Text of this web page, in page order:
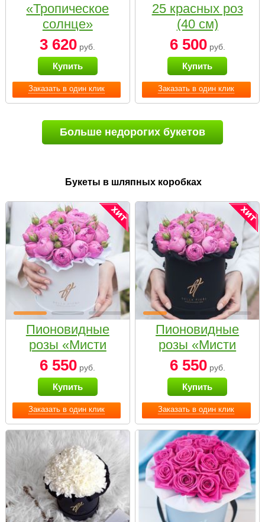
Заказать в один клик
«Тропическое
солнце»
3 620 руб.
Купить
Заказать в один клик
25 красных роз
(40 см)
6 500руб.
Купить
Больше недорогих букетов
Букеты в шляпных коробках
Заказать в один клик
Пионовидные
розы «Мисти
бабблс» в белой
коробке Small
6 550 руб.
Купить
Заказать в один клик
Пионовидные
розы «Мисти
бабблс» в
черной коробке
Small
6 550руб.
Купить